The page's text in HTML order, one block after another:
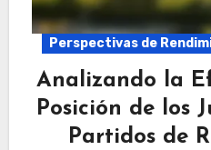
Perspectivas de
Analizando la
Posición de los
Partidos de